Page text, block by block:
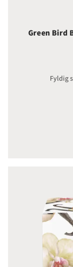
Green Bird
Fyldig